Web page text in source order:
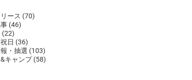
ース (70)
(46)
(22)
日 (36)
・抽選 (103)
キャンプ(58)